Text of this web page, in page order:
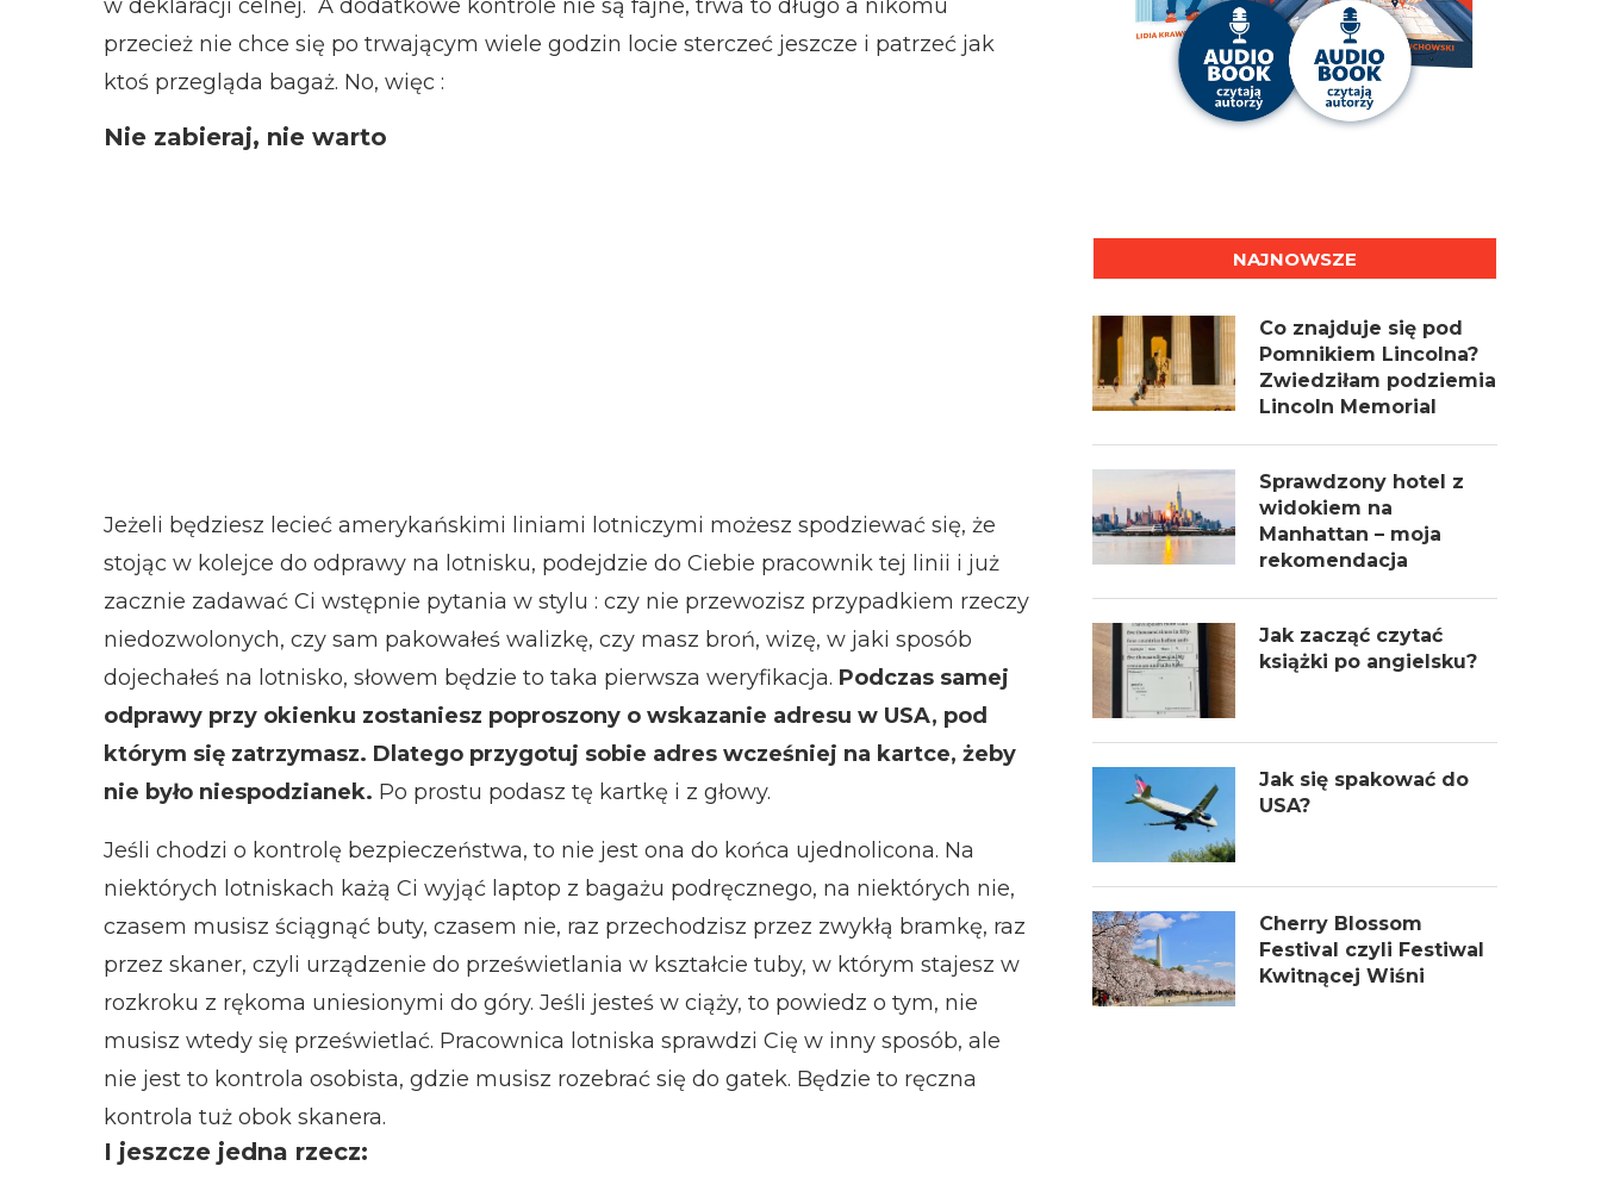
w deklaracji celnej. A dodatkowe kontrole nie są fajne, trwa to długo a nikomu
przecież nie chce się po trwającym wiele godzin locie sterczeć jeszcze i patrzeć jak
ktoś przegląda bagaż. No, więc :
Nie zabieraj, nie warto
Jeżeli będziesz lecieć amerykańskimi liniami lotniczymi możesz spodziewać się, że
stojąc w kolejce do odprawy na lotnisku, podejdzie do Ciebie pracownik tej linii i już
zacznie zadawać Ci wstępnie pytania w stylu : czy nie przewozisz przypadkiem rzeczy
niedozwolonych, czy sam pakowałeś walizkę, czy masz broń, wizę, w jaki sposób
dojechałeś na lotnisko, słowem będzie to taka pierwsza weryfikacja. Podczas samej
odprawy przy okienku zostaniesz poproszony o wskazanie adresu w USA, pod
którym się zatrzymasz. Dlatego przygotuj sobie adres wcześniej na kartce, żeby
nie było niespodzianek. Po prostu podasz tę kartkę i z głowy.
Jeśli chodzi o kontrolę bezpieczeństwa, to nie jest ona do końca ujednolicona. Na
niektórych lotniskach każą Ci wyjąć laptop z bagażu podręcznego, na niektórych nie,
czasem musisz ściągnąć buty, czasem nie, raz przechodzisz przez zwykłą bramkę, raz
przez skaner, czyli urządzenie do prześwietlania w kształcie tuby, w którym stajesz w
rozkroku z rękoma uniesionymi do góry. Jeśli jesteś w ciąży, to powiedz o tym, nie
musisz wtedy się prześwietlać. Pracownica lotniska sprawdzi Cię w inny sposób, ale
nie jest to kontrola osobista, gdzie musisz rozebrać się do gatek. Będzie to ręczna
kontrola tuż obok skanera.
I jeszcze jedna rzecz:
NAJNOWSZE
Co znajduje się pod
Pomnikiem Lincolna?
Zwiedziłam podziemia
Lincoln Memorial
Sprawdzony hotel z
widokiem na
Manhattan – moja
rekomendacja
Jak zacząć czytać
książki po angielsku?
Jak się spakować do
USA?
Cherry Blossom
Festival czyli Festiwal
Kwitnącej Wiśni